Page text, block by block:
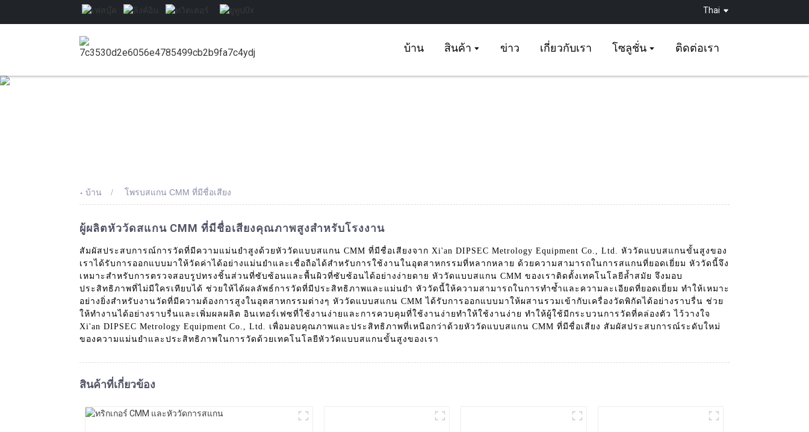
Thai
บ้าน สินค้า ข่าว เกี่ยวกับเรา โซลูชั่น ติดต่อเรา
- บ้าน โพรบสแกน CMM ที่มีชื่อเสียง
ผู้ผลิตหัววัดสแกน CMM ที่มีชื่อเสียงคุณภาพสูงสำหรับโรงงาน
สัมผัสประสบการณ์การวัดที่มีความแม่นยำสูงด้วยหัววัดแบบสแกน CMM ที่มีชื่อเสียงจาก Xi'an DIPSEC Metrology Equipment Co., Ltd. หัววัดแบบสแกนขั้นสูงของ
เราได้รับการออกแบบมาให้วัดค่าได้อย่างแม่นยำและเชื่อถือได้สำหรับการใช้งานในอุตสาหกรรมที่หลากหลาย ด้วยความสามารถในการสแกนที่ยอดเยี่ยม หัววัดนี้จึง
เหมาะสำหรับการตรวจสอบรูปทรงชิ้นส่วนที่ซับซ้อนและพื้นผิวที่ซับซ้อนได้อย่างง่ายดาย หัววัดแบบสแกน CMM ของเราติดตั้งเทคโนโลยีล้ำสมัย จึงมอบ
ประสิทธิภาพที่ไม่มีใครเทียบได้ ช่วยให้ได้ผลลัพธ์การวัดที่มีประสิทธิภาพและแม่นยำ หัววัดนี้ให้ความสามารถในการทำซ้ำและความละเอียดที่ยอดเยี่ยม ทำให้เหมาะ
อย่างยิ่งสำหรับงานวัดที่มีความต้องการสูงในอุตสาหกรรมต่างๆ หัววัดแบบสแกน CMM ได้รับการออกแบบมาให้ผสานรวมเข้ากับเครื่องวัดพิกัดได้อย่างราบรื่น ช่วย
ให้ทำงานได้อย่างราบรื่นและเพิ่มผลผลิต อินเทอร์เฟซที่ใช้งานง่ายและการควบคุมที่ใช้งานง่ายทำให้ใช้งานง่าย ทำให้ผู้ใช้มีกระบวนการวัดที่คล่องตัว ไว้วางใจ
Xi'an DIPSEC Metrology Equipment Co., Ltd. เพื่อมอบคุณภาพและประสิทธิภาพที่เหนือกว่าด้วยหัววัดแบบสแกน CMM ที่มีชื่อเสียง สัมผัสประสบการณ์ระดับใหม่
ของความแม่นยำและประสิทธิภาพในการวัดด้วยเทคโนโลยีหัววัดแบบสแกนขั้นสูงของเรา
สินค้าที่เกี่ยวข้อง